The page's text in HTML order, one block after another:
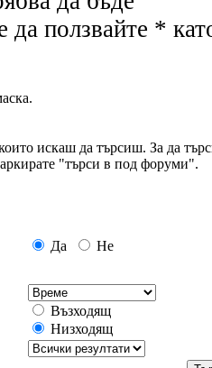
ползвайте *
искаш да търсиш. За да
"търси в под форуми".
Да Не
Възходящ
Низходящ